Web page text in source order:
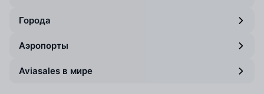
Города
Аэропорты
Aviasales в мире